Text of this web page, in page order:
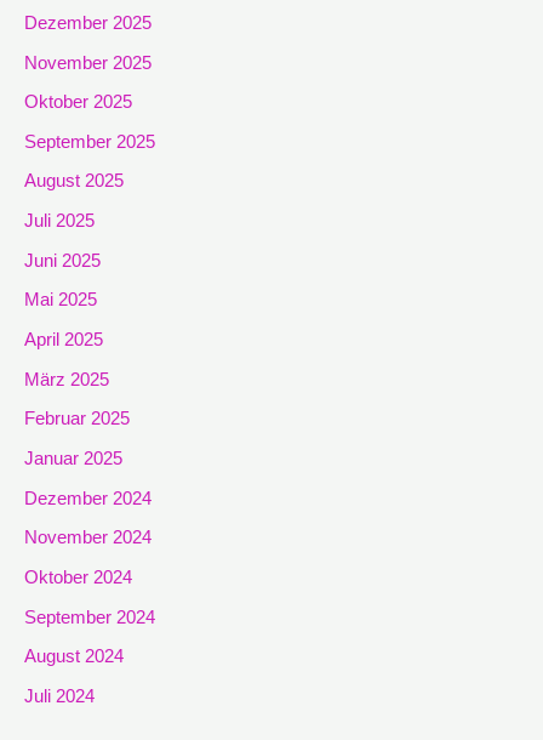
Dezember 2025
November 2025
Oktober 2025
September 2025
August 2025
Juli 2025
Juni 2025
Mai 2025
April 2025
März 2025
Februar 2025
Januar 2025
Dezember 2024
November 2024
Oktober 2024
September 2024
August 2024
Juli 2024